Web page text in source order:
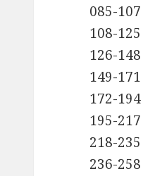
085-
108-
126-
149-
172-
195-
218-
236-